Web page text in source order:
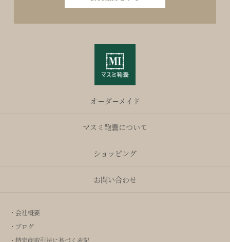
オーダーメイド
マスミ鞄嚢について
ショッピング
お問い合わせ
・会社概要
・ブログ
・特定商取引法に基づく表記